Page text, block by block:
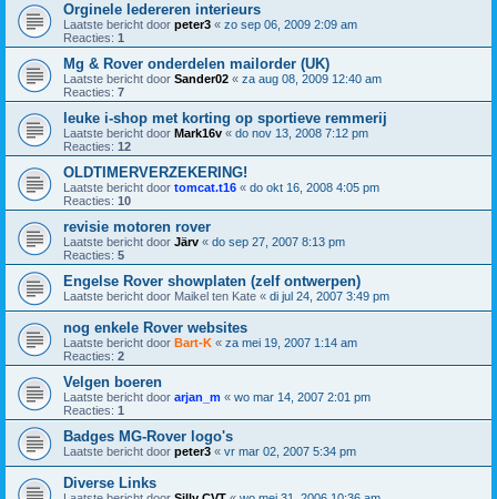
Orginele ledereren interieurs
Laatste bericht door peter3 « zo sep 06, 2009 2:09 am
Reacties: 1
Mg & Rover onderdelen mailorder (UK)
Laatste bericht door Sander02 « za aug 08, 2009 12:40 am
Reacties: 7
leuke i-shop met korting op sportieve remmerij
Laatste bericht door Mark16v « do nov 13, 2008 7:12 pm
Reacties: 12
OLDTIMERVERZEKERING!
Laatste bericht door tomcat.t16 « do okt 16, 2008 4:05 pm
Reacties: 10
revisie motoren rover
Laatste bericht door Järv « do sep 27, 2007 8:13 pm
Reacties: 5
Engelse Rover showplaten (zelf ontwerpen)
Laatste bericht door Maikel ten Kate « di jul 24, 2007 3:49 pm
nog enkele Rover websites
Laatste bericht door Bart-K « za mei 19, 2007 1:14 am
Reacties: 2
Velgen boeren
Laatste bericht door arjan_m « wo mar 14, 2007 2:01 pm
Reacties: 1
Badges MG-Rover logo's
Laatste bericht door peter3 « vr mar 02, 2007 5:34 pm
Diverse Links